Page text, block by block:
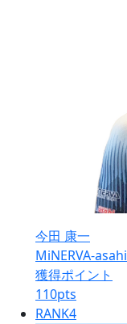
今田 康一
MiNERVA-asahi
獲得ポイント
110pts
RANK4